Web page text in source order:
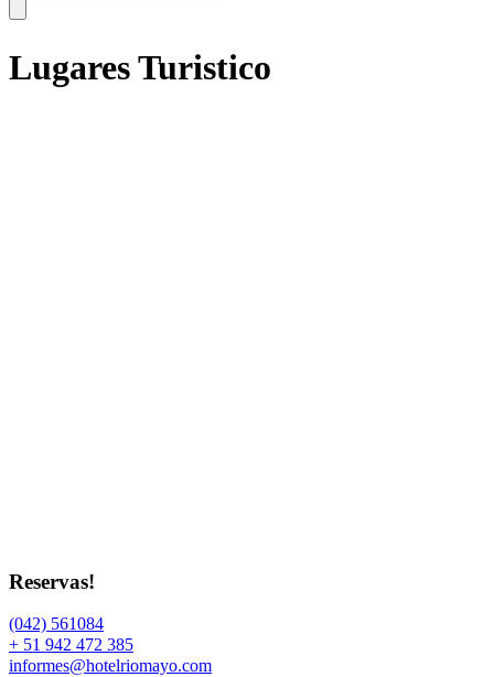
Lugares Turistico
Reservas!
(042) 561084
+ 51 942 472 385
informes@hotelriomayo.com